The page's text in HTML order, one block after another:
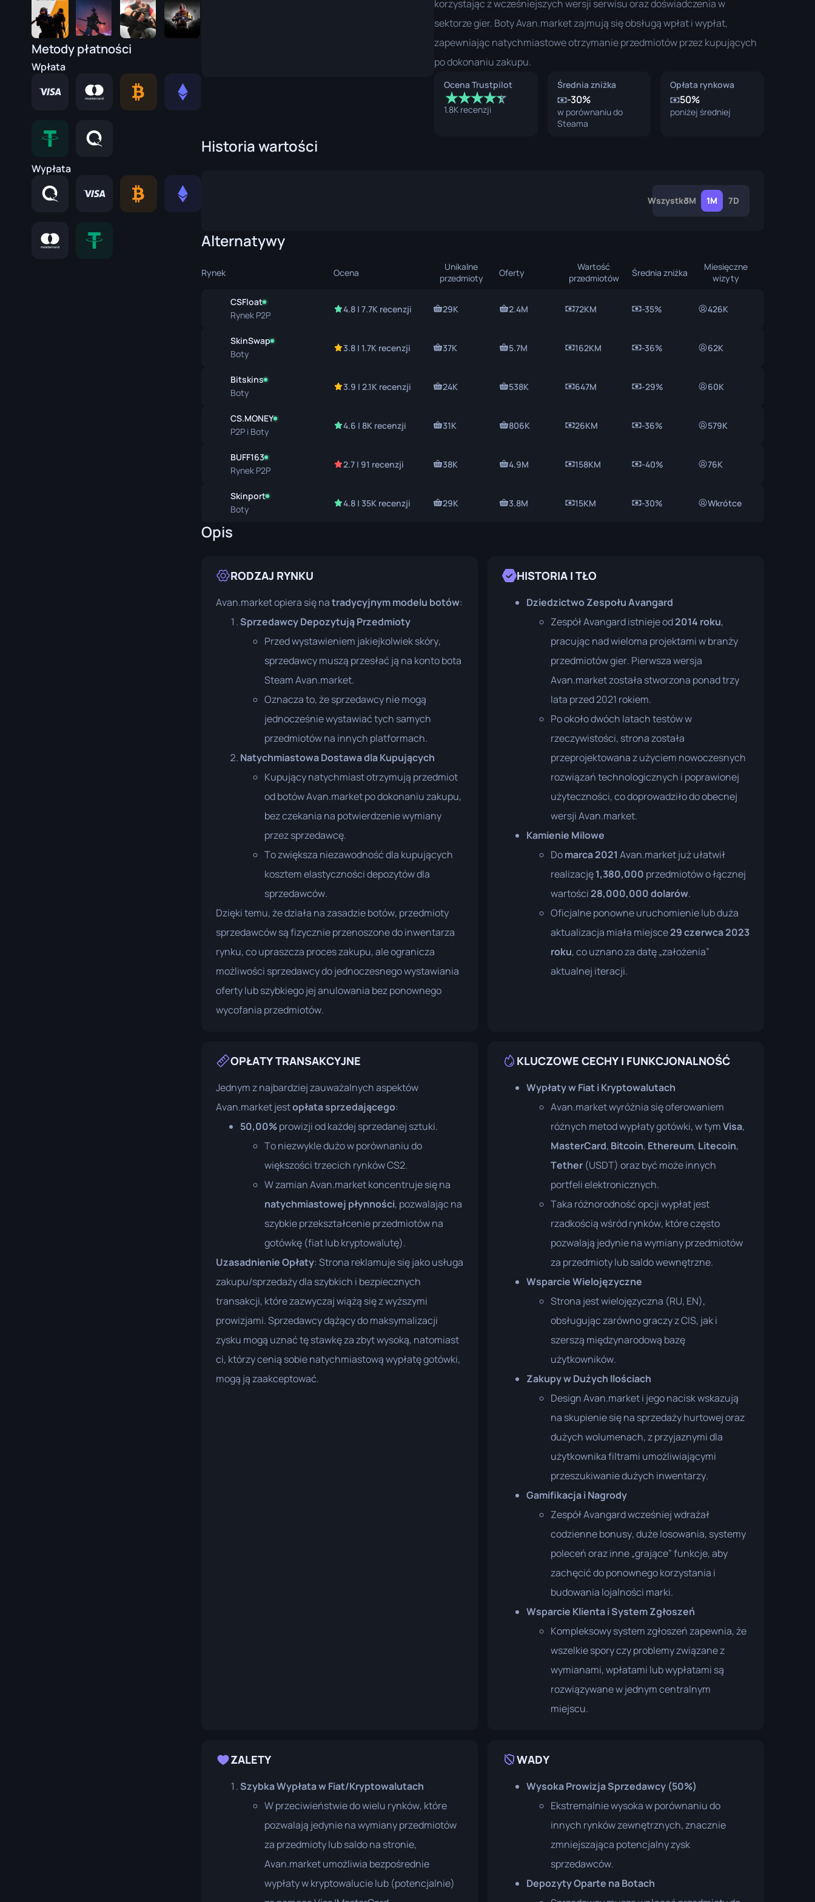
Rękawice Specjalistyczne
Rękawice Sportowe
Nóż Stiletto
Nóż Survivalowy
Nóż Talon
UMP-45 Pudełka z Graffiti
Przypinki
Metody płatności
Wpłata
Wypłata
korzystając z wcześniejszych wersji serwisu oraz doświadczenia w
sektorze gier. Boty Avan.market zajmują się obsługą wpłat i wypłat,
zapewniając natychmiastowe otrzymanie przedmiotów przez kupujących
po dokonaniu zakupu.
Ocena Trustpilot
★★★★★
☆
1.8K recenzji
Średnia zniżka
-30%
w porównaniu do
Steama
Opłata rynkowa
50%
poniżej średniej
Historia wartości
7D
1M
3M
Wszystko
Alternatywy
Rynek Ocena
Unikalne
przedmioty
Oferty
Wartość
przedmiotów
Średnia zniżka
Miesięczne
wizyty
CSFloat
Rynek P2P
4.8 | 7.7K recenzji 29K 2.4M 72KM -35% 426K
SkinSwap
Boty
3.8 | 1.7K recenzji 37K 5.7M 162KM -36% 62K
Bitskins
Boty
3.9 | 2.1K recenzji 24K 538K 647M -29% 60K
CS.MONEY
P2P i Boty
4.6 | 8K recenzji 31K 806K 26KM -36% 579K
BUFF163
Rynek P2P
2.7 | 91 recenzji 38K 4.9M 158KM -40% 76K
Skinport
Boty
4.8 | 35K recenzji 29K 3.8M 15KM -30% Wkrótce
Opis
RODZAJ RYNKU
Avan.market opiera się natradycyjnym modelu botów:
Sprzedawcy Depozytują Przedmioty
Przed wystawieniem jakiejkolwiek skóry,
sprzedawcy muszą przesłać ją na konto bota
Steam Avan.market.
Oznacza to, że sprzedawcy nie mogą
jednocześnie wystawiać tych samych
przedmiotów na innych platformach.
Natychmiastowa Dostawa dla Kupujących
Kupujący natychmiast otrzymują przedmiot
od botów Avan.market po dokonaniu zakupu,
bez czekania na potwierdzenie wymiany
przez sprzedawcę.
To zwiększa niezawodność dla kupujących
kosztem elastyczności depozytów dla
sprzedawców.
Dzięki temu, że działa na zasadzie botów, przedmioty
sprzedawców są fizycznie przenoszone do inwentarza
rynku, co upraszcza proces zakupu, ale ogranicza
możliwości sprzedawcy do jednoczesnego wystawiania
oferty lub szybkiego jej anulowania bez ponownego
wycofania przedmiotów.
HISTORIA I TŁO
Dziedzictwo Zespołu Avangard
Zespół Avangard istnieje od2014 roku,
pracując nad wieloma projektami w branży
przedmiotów gier. Pierwsza wersja
Avan.market została stworzona ponad trzy
lata przed 2021 rokiem.
Po około dwóch latach testów w
rzeczywistości, strona została
przeprojektowana z użyciem nowoczesnych
rozwiązań technologicznych i poprawionej
użyteczności, co doprowadziło do obecnej
wersji Avan.market.
Kamienie Milowe
Domarca 2021 Avan.market już ułatwił
realizację1,380,000 przedmiotów o łącznej
wartości28,000,000 dolarów.
Oficjalne ponowne uruchomienie lub duża
aktualizacja miała miejsce29 czerwca 2023
roku, co uznano za datę „założenia”
aktualnej iteracji.
OPŁATY TRANSAKCYJNE
Jednym z najbardziej zauważalnych aspektów
Avan.market jestopłata sprzedającego:
50,00%prowizji od każdej sprzedanej sztuki.
To niezwykle dużo w porównaniu do
większości trzecich rynków CS2.
W zamian Avan.market koncentruje się na
natychmiastowej płynności, pozwalając na
szybkie przekształcenie przedmiotów na
gotówkę (fiat lub kryptowalutę).
Uzasadnienie Opłaty: Strona reklamuje się jako usługa
zakupu/sprzedaży dla szybkich i bezpiecznych
transakcji, które zazwyczaj wiążą się z wyższymi
prowizjami. Sprzedawcy dążący do maksymalizacji
zysku mogą uznać tę stawkę za zbyt wysoką, natomiast
ci, którzy cenią sobie natychmiastową wypłatę gotówki,
mogą ją zaakceptować.
KLUCZOWE CECHY I FUNKCJONALNOŚĆ
Wypłaty w Fiat i Kryptowalutach
Avan.market wyróżnia się oferowaniem
różnych metod wypłaty gotówki, w tymVisa,
MasterCard, Bitcoin, Ethereum, Litecoin,
Tether (USDT) oraz być może innych
portfeli elektronicznych.
Taka różnorodność opcji wypłat jest
rzadkością wśród rynków, które często
pozwalają jedynie na wymiany przedmiotów
za przedmioty lub saldo wewnętrzne.
Wsparcie Wielojęzyczne
Strona jest wielojęzyczna (RU, EN),
obsługując zarówno graczy z CIS, jak i
szerszą międzynarodową bazę
użytkowników.
Zakupy w Dużych Ilościach
Design Avan.market i jego nacisk wskazują
na skupienie się na sprzedaży hurtowej oraz
dużych wolumenach, z przyjaznymi dla
użytkownika filtrami umożliwiającymi
przeszukiwanie dużych inwentarzy.
Gamifikacja i Nagrody
Zespół Avangard wcześniej wdrażał
codzienne bonusy, duże losowania, systemy
poleceń oraz inne „grające” funkcje, aby
zachęcić do ponownego korzystania i
budowania lojalności marki.
Wsparcie Klienta i System Zgłoszeń
Kompleksowy system zgłoszeń zapewnia, że
wszelkie spory czy problemy związane z
wymianami, wpłatami lub wypłatami są
rozwiązywane w jednym centralnym
miejscu.
ZALETY
Szybka Wypłata w Fiat/Kryptowalutach
W przeciwieństwie do wielu rynków, które
pozwalają jedynie na wymiany przedmiotów
za przedmioty lub saldo na stronie,
Avan.market umożliwia bezpośrednie
wypłaty w kryptowalucie lub (potencjalnie)
WADY
Wysoka Prowizja Sprzedawcy (50%)
Ekstremalnie wysoka w porównaniu do
innych rynków zewnętrznych, znacznie
zmniejszająca potencjalny zysk
sprzedawców.
Depozyty Oparte na Botach